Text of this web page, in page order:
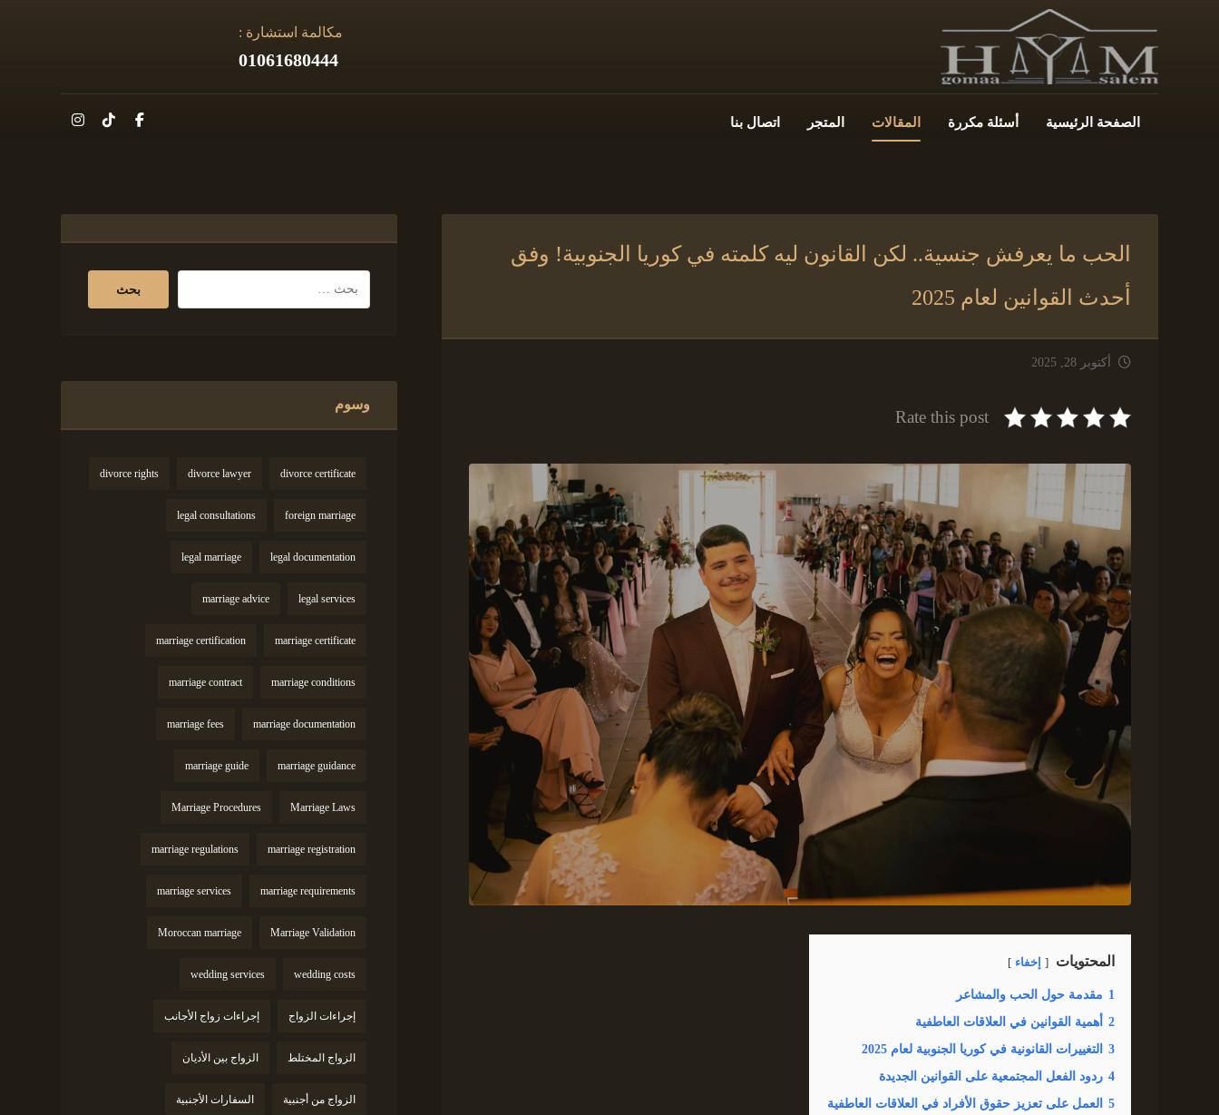
مكالمة استشارة :
01061680444
الصفحة الرئيسية أسئلة مكررة المقالات المتجر اتصال بنا
الحب ما يعرفش جنسية.. لكن القانون ليه كلمته في كوريا الجنوبية! وفق
أحدث القوانين لعام 2025
أكتوبر 28, 2025
Rate this post
المحتويات إخفاء
1 مقدمة حول الحب والمشاعر
2
أهمية القوانين في العلاقات العاطفية
3
التغييرات القانونية في كوريا الجنوبية لعام 2025
4 ردود الفعل المجتمعية على القوانين الجديدة
5
العمل على تعزيز حقوق الأفراد في العلاقات العاطفية
وسوم
divorce certificate
divorce lawyer
divorce rights
foreign marriage
legal consultations
legal documentation
legal marriage
legal services
marriage advice
marriage certificate
marriage certification
marriage conditions
marriage contract
marriage documentation
marriage fees
marriage guidance
marriage guide
Marriage Laws
Marriage Procedures
marriage registration
marriage regulations
marriage requirements
marriage services
Marriage Validation
Moroccan marriage
wedding costs
wedding services
إجراءات الزواج إجراءات زواج الأجانب
الزواج المختلط الزواج بين الأديان
الزواج من أجنبية السفارات الأجنبية